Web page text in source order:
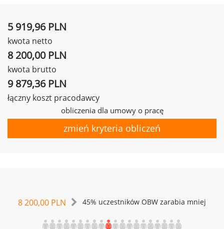
5 919,96 PLN
kwota netto
8 200,00 PLN
kwota brutto
9 879,36 PLN
łączny koszt pracodawcy
obliczenia dla umowy o pracę
zmień kryteria obliczeń
8 200,00 PLN 45% uczestników OBW zarabia mniej